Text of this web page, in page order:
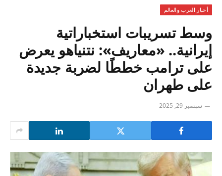
أخبار العرب والعالم
وسط تسريبات استخباراتية
إيرانية.. «معاريف»: نتنياهو يعرض
على ترامب خططًا لضربة جديدة
على طهران
سبتمبر 29, 2025